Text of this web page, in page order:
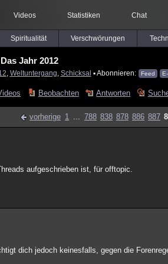
Videos Statistiken Chat
Spiritualität Verschwörungen
Das Jahr 2012
Weltuntergang Schicksal ▪ Abonnieren: Feed
Beobachten Antworten
vorherige 1 ... 788 838 878 886 887
aufgeschrieben ist, für offtopic.
dich jedoch keinesfalls, gegen die